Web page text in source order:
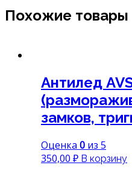
Похожие товары
Антилед
замков,
Оценка 0 из 5
350,00 ₽ В корзину